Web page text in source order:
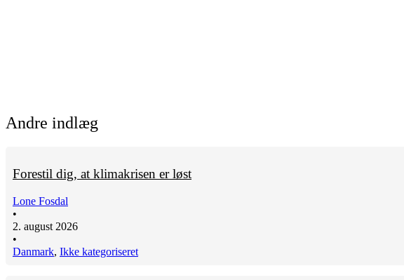
Andre indlæg
Forestil dig, at klimakrisen er løst
Lone Fosdal
•
2. august 2026
•
Danmark, Ikke kategoriseret